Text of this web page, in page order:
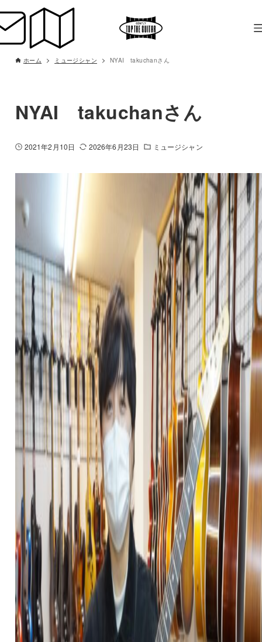
ホーム ミュージシャン NYAI takuchanさん
NYAI takuchanさん
2021年2月10日 2026年6月23日 ミュージシャン